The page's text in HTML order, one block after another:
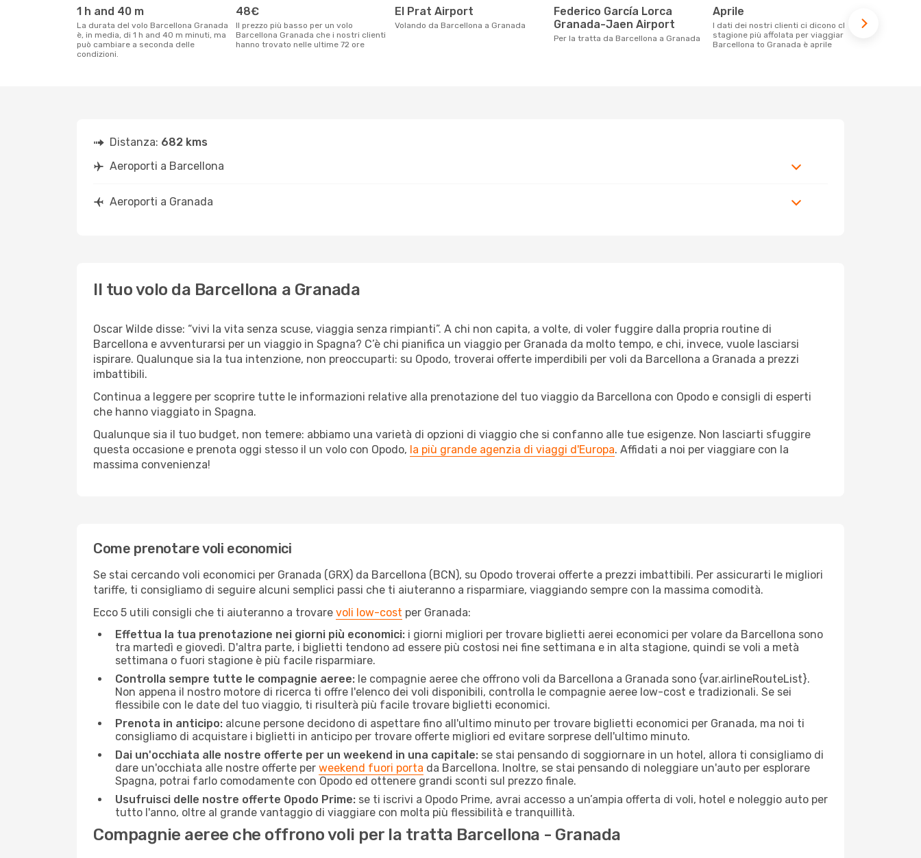
1 h and 40 m
La durata del volo Barcellona Granada
è, in media, di 1 h and 40 m minuti, ma
può cambiare a seconda delle
condizioni.
48€
Il prezzo più basso per un volo
Barcellona Granada che i nostri clienti
hanno trovato nelle ultime 72 ore
El Prat Airport
Volando da Barcellona a Granada
Federico García Lorca
Granada-Jaen Airport
Per la tratta da Barcellona a Granada
aprile
I dati dei nostri clienti ci dicono che la
stagione più affolata per viaggiare da
Barcellona to Granada è aprile
Distanza: 682 kms
Aeroporti a Barcellona
Aeroporti a Granada
Il tuo volo da Barcellona a Granada
Oscar Wilde disse: “vivi la vita senza scuse, viaggia senza rimpianti”. A chi non capita, a volte, di voler fuggire dalla propria routine di
Barcellona e avventurarsi per un viaggio in Spagna? C’è chi pianifica un viaggio per Granada da molto tempo, e chi, invece, vuole lasciarsi
ispirare. Qualunque sia la tua intenzione, non preoccuparti: su Opodo, troverai offerte imperdibili per voli da Barcellona a Granada a prezzi
imbattibili.
Continua a leggere per scoprire tutte le informazioni relative alla prenotazione del tuo viaggio da Barcellona con Opodo e consigli di esperti
che hanno viaggiato in Spagna.
Qualunque sia il tuo budget, non temere: abbiamo una varietà di opzioni di viaggio che si confanno alle tue esigenze. Non lasciarti sfuggire
questa occasione e prenota oggi stesso il un volo con Opodo, la più grande agenzia di viaggi d'Europa. Affidati a noi per viaggiare con la
massima convenienza!
Come prenotare voli economici
Se stai cercando voli economici per Granada (GRX) da Barcellona (BCN), su Opodo troverai offerte a prezzi imbattibili. Per assicurarti le migliori
tariffe, ti consigliamo di seguire alcuni semplici passi che ti aiuteranno a risparmiare, viaggiando sempre con la massima comodità.
Ecco 5 utili consigli che ti aiuteranno a trovare voli low-cost per Granada:
Effettua la tua prenotazione nei giorni più economici: i giorni migliori per trovare biglietti aerei economici per volare da Barcellona sono
tra martedì e giovedì. D'altra parte, i biglietti tendono ad essere più costosi nei fine settimana e in alta stagione, quindi se voli a metà
settimana o fuori stagione è più facile risparmiare.
Controlla sempre tutte le compagnie aeree: le compagnie aeree che offrono voli da Barcellona a Granada sono {​var.airlineRouteList}.
Non appena il nostro motore di ricerca ti offre l'elenco dei voli disponibili, controlla le compagnie aeree low-cost e tradizionali. Se sei
flessibile con le date del tuo viaggio, ti risulterà più facile trovare biglietti economici.
Prenota in anticipo: alcune persone decidono di aspettare fino all'ultimo minuto per trovare biglietti economici per Granada, ma noi ti
consigliamo di acquistare i biglietti in anticipo per trovare offerte migliori ed evitare sorprese dell'ultimo minuto.
Dai un'occhiata alle nostre offerte per un weekend in una capitale: se stai pensando di soggiornare in un hotel, allora ti consigliamo di
dare un'occhiata alle nostre offerte per weekend fuori porta da Barcellona. Inoltre, se stai pensando di noleggiare un'auto per esplorare
Spagna, potrai farlo comodamente con Opodo ed ottenere grandi sconti sul prezzo finale.
Usufruisci delle nostre offerte Opodo Prime: se ti iscrivi a Opodo Prime, avrai accesso a un’ampia offerta di voli, hotel e noleggio auto per
tutto l'anno, oltre al grande vantaggio di viaggiare con molta più flessibilità e tranquillità.
Compagnie aeree che offrono voli per la tratta Barcellona - Granada